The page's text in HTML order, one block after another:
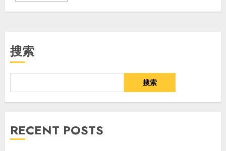
搜索
搜索
RECENT POSTS